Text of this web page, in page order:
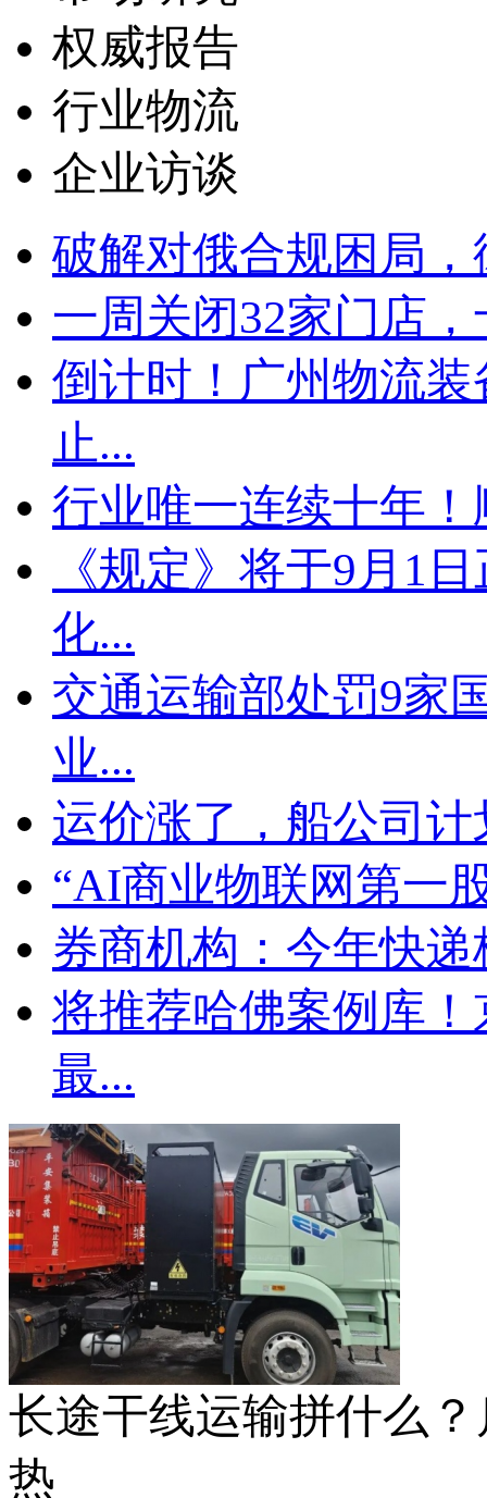
权威报告
行业物流
企业访谈
破解对俄合规困局
一周关闭32家门店
倒计时！广州物流
止...
行业唯一连续十年
《规定》将于9月1
化...
交通运输部处罚9家
业...
运价涨了，船公司
“AI商业物联网第一
券商机构：今年快
将推荐哈佛案例库
最...
长途干线运输拼什么
热